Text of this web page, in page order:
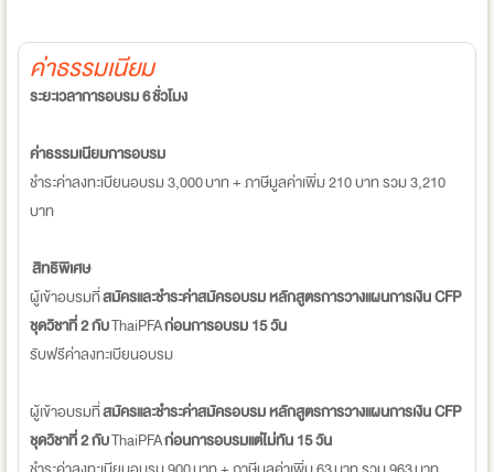
ค่าธรรมเนียม
ระยะเวลาการอบรม 6 ชั่วโมง
ค่าธรรมเนียมการอบรม
ชำระค่าลงทะเบียนอบรม 3,000 บาท + ภาษีมูลค่าเพิ่ม 210 บาท รวม 3,210
บาท
สิทธิพิเศษ
ผู้เข้าอบรมที่สมัครและชำระค่าสมัครอบรม หลักสูตรการวางแผนการเงิน CFP
ชุดวิชาที่ 2 กับThaiPFAก่อนการอบรม 15 วัน
รับฟรีค่าลงทะเบียนอบรม
ผู้เข้าอบรมที่สมัครและชำระค่าสมัครอบรม หลักสูตรการวางแผนการเงิน CFP
ชุดวิชาที่ 2 กับThaiPFAก่อนการอบรมแต่ไม่ทัน 15 วัน